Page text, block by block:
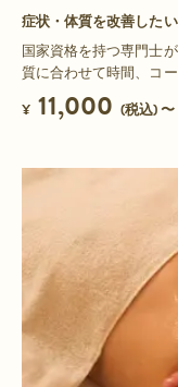
症状・体質を改善した
国家資格を持つ専門士
質に合わせて時間、コー
¥ 11,000 (税込) 〜